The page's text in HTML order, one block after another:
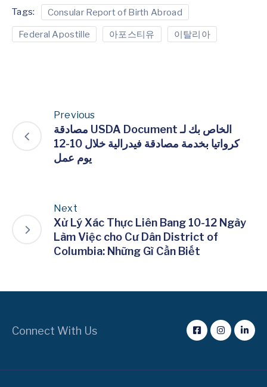
Tags: Consular Report of Birth Abroad
Federal Apostille 아포스티유 이탈리아
Previous
مصادقة USDA Document الخاص بك لـ
كرواتيا بخدمة مصادقة فيدرالية خلال 10-12
يوم عمل
Next
Xử Lý Xác Thực Liên Bang 10-12 Ngày
Làm Việc cho Cư Dân District of
Columbia: Những Gì Cần Biết
Connect With Us